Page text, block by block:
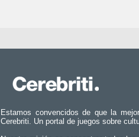
Estamos convencidos de que la
Cerebriti. Un portal de juegos sobre